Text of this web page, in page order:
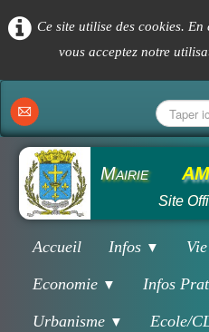
Ce site utilise des cookies.
vous acceptez notre
Mairie
Site
Accueil Infos ▼
Economie ▼ Infos
Urbanisme ▼ Ecole/